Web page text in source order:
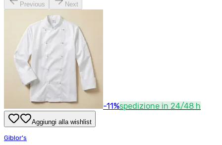
Previous Next
-11 %spedizione in 24/48 h
Aggiungi alla wishlist
Giblor's